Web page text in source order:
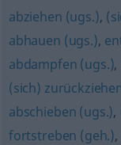
abziehen (ugs.),
abhauen (ugs.),
abdampfen (ugs.),
(sich)
abschieben (ugs.),
fortstreben (geh.),